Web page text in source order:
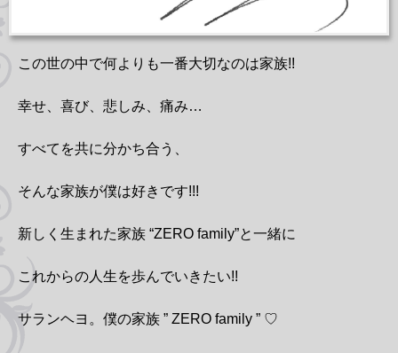
この世の中で何よりも一番大切なのは家族!!
幸せ、喜び、悲しみ、痛み…
すべてを共に分かち合う、
そんな家族が僕は好きです!!!
新しく生まれた家族 “ZERO family”と一緒に
これからの人生を歩んでいきたい!!
サランヘヨ。僕の家族 ” ZERO family ” ♡